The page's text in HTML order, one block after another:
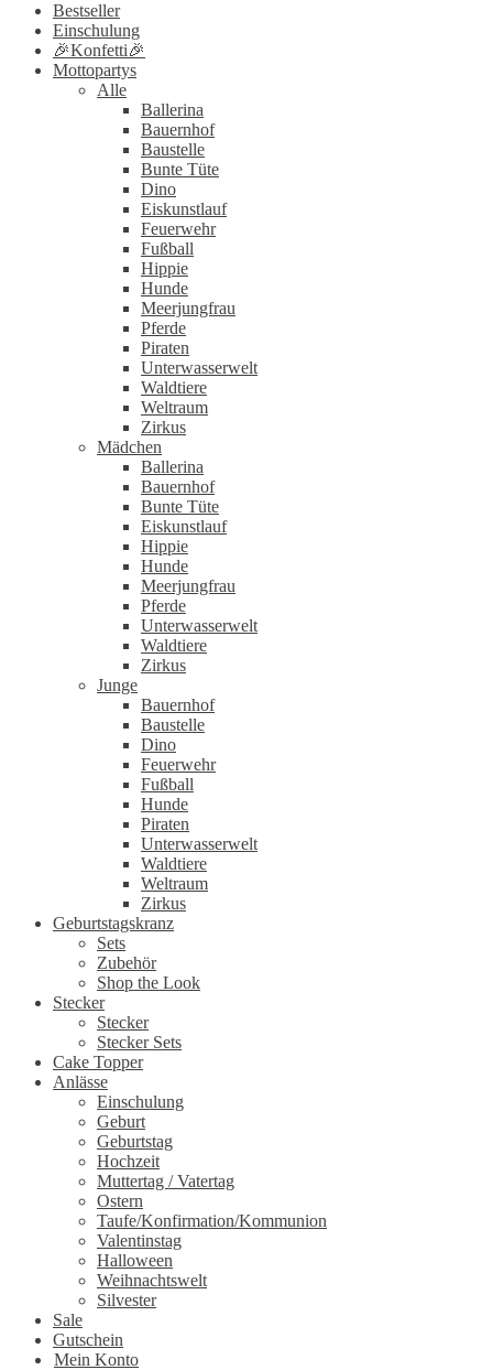
Bestseller
Einschulung
🎉Konfetti🎉
Mottopartys
Alle
Ballerina
Bauernhof
Baustelle
Bunte Tüte
Dino
Eiskunstlauf
Feuerwehr
Fußball
Hippie
Hunde
Meerjungfrau
Pferde
Piraten
Unterwasserwelt
Waldtiere
Weltraum
Zirkus
Mädchen
Ballerina
Bauernhof
Bunte Tüte
Eiskunstlauf
Hippie
Hunde
Meerjungfrau
Pferde
Unterwasserwelt
Waldtiere
Zirkus
Junge
Bauernhof
Baustelle
Dino
Feuerwehr
Fußball
Hunde
Piraten
Unterwasserwelt
Waldtiere
Weltraum
Zirkus
Geburtstagskranz
Sets
Zubehör
Shop the Look
Stecker
Stecker
Stecker Sets
Cake Topper
Anlässe
Einschulung
Geburt
Geburtstag
Hochzeit
Muttertag / Vatertag
Ostern
Taufe/Konfirmation/Kommunion
Valentinstag
Halloween
Weihnachtswelt
Silvester
Sale
Gutschein
Mein Konto